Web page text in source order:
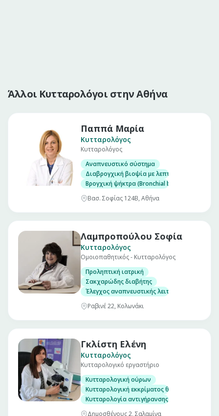
Άλλοι Κυτταρολόγοι στην Αθήνα
Παππά Μαρία
Κυτταρολόγος
Κυτταρολόγος
Αναπνευστικό σύστημα
Διαβρογχική βιοψία με λεπτή βελόνη
Βρογχική ψήκτρα (Bronchial brush)
Βασ. Σοφίας 124Β, Αθήνα
Λαμπροπούλου Σοφία
Κυτταρολόγος
Ομοιοπαθητικός - Κυτταρολόγος
Προληπτική ιατρική
Σακχαρώδης διαβήτης
Έλεγχος αναπνευστικής λειτουργίας
Ραβινέ 22, Κολωνάκι
Γκλίστη Ελένη
Κυτταρολόγος
Κυτταρολογικό εργαστήριο
Κυτταρολογική ούρων
Κυτταρολογική εκκρίματος θηλής
Κυτταρολογία αντιγήρανσης
Δημοσθένους 2, Σαλαμίνα